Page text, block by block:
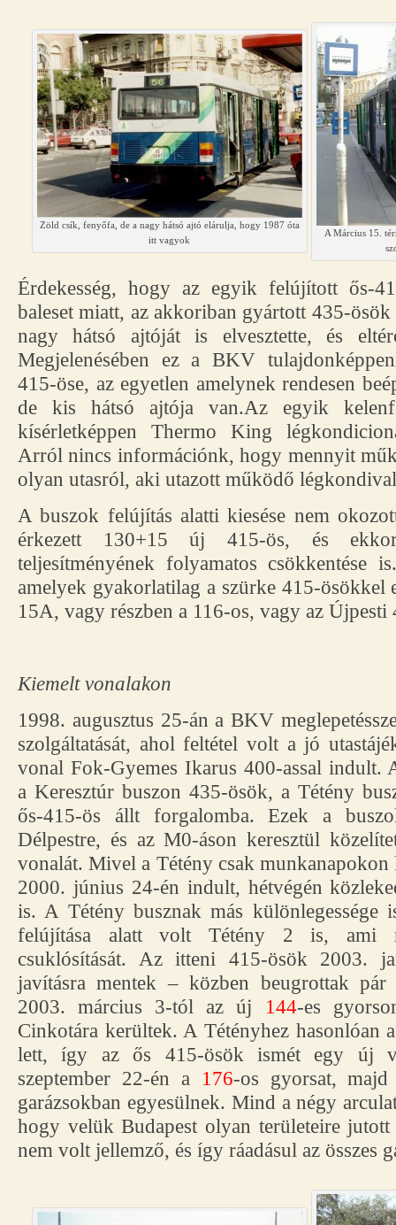
Zöld csík, fenyőfa, de a nagy hátsó ajtó elárulja, hogy 1987 óta
itt vagyok
A Március 15.
Érdekesség, hogy az egyik felújított ős-
baleset miatt, az akkoriban gyártott 435-
nagy hátsó ajtóját is elvesztette, és
Megjelenésében ez a BKV
415-öse, az egyetlen amelynek rendesen
de kis hátsó ajtója van.Az egyik
kísérletképpen Thermo King
Arról nincs információnk, hogy mennyit
olyan utasról, aki utazott működő
A buszok felújítás alatti kiesése nem
érkezett 130+15 új 415-ös, és
teljesítményének folyamatos csökkentése
amelyek gyakorlatilag a szürke 415-ösökkel
15A, vagy részben a 116-os, vagy az Újpesti
Kiemeltvonalakon
1998. augusztus 25-án a BKV
szolgáltatását, ahol feltétel volt a jó
vonal Fok-Gyemes Ikarus 400-assal indult.
a Keresztúr buszon 435-ösök, a Tétény
ős-415-ös állt forgalomba. Ezek a
Délpestre, és az M0-áson keresztül
vonalát. Mivel a Tétény csak munkanapokon
2000. június 24-én indult, hétvégén
is. A Tétény busznak más
felújítása alatt volt Tétény 2 is, ami
csuklósítását. Az itteni 415-ösök 2003.
javításra mentek – közben beugrottak
2003. március 3-tól az új 144-es
Cinkotára kerültek. A Tétényhez hasonlóan
lett, így az ős 415-ösök ismét egy új
szeptember 22-én a 176-os gyorsat,
garázsokban egyesülnek. Mind a négy
hogy velük Budapest olyan területeire
nem volt jellemző, és így ráadásul az összes